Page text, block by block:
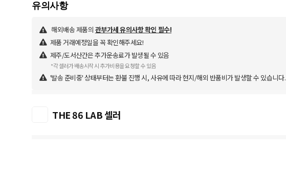
유의사항
해외배송 제품의 관부가세 유의사항 확인 필수!
제품 거래예정일을 꼭 확인해주세요!
제주/도서산간은 추가운송료가 발생될 수 있음
*각 셀러가 배송시작 시 추가비용을 요청할 수 있음
'발송 준비중' 상태부터는 환불 진행 시, 사유에 따라 현지/해외 반품비가 발생할 수 있습니다.
THE 86 LAB 셀러